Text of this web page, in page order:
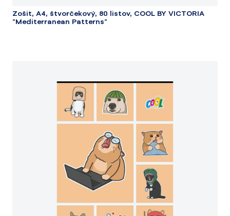
Zošit, A4, štvorčekový, 80 listov, COOL BY VICTORIA
"Mediterranean Patterns"